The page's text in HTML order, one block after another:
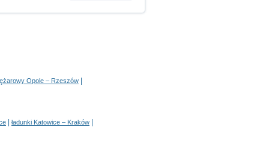
Opole – Rzeszów
ładunki Katowice – Kraków